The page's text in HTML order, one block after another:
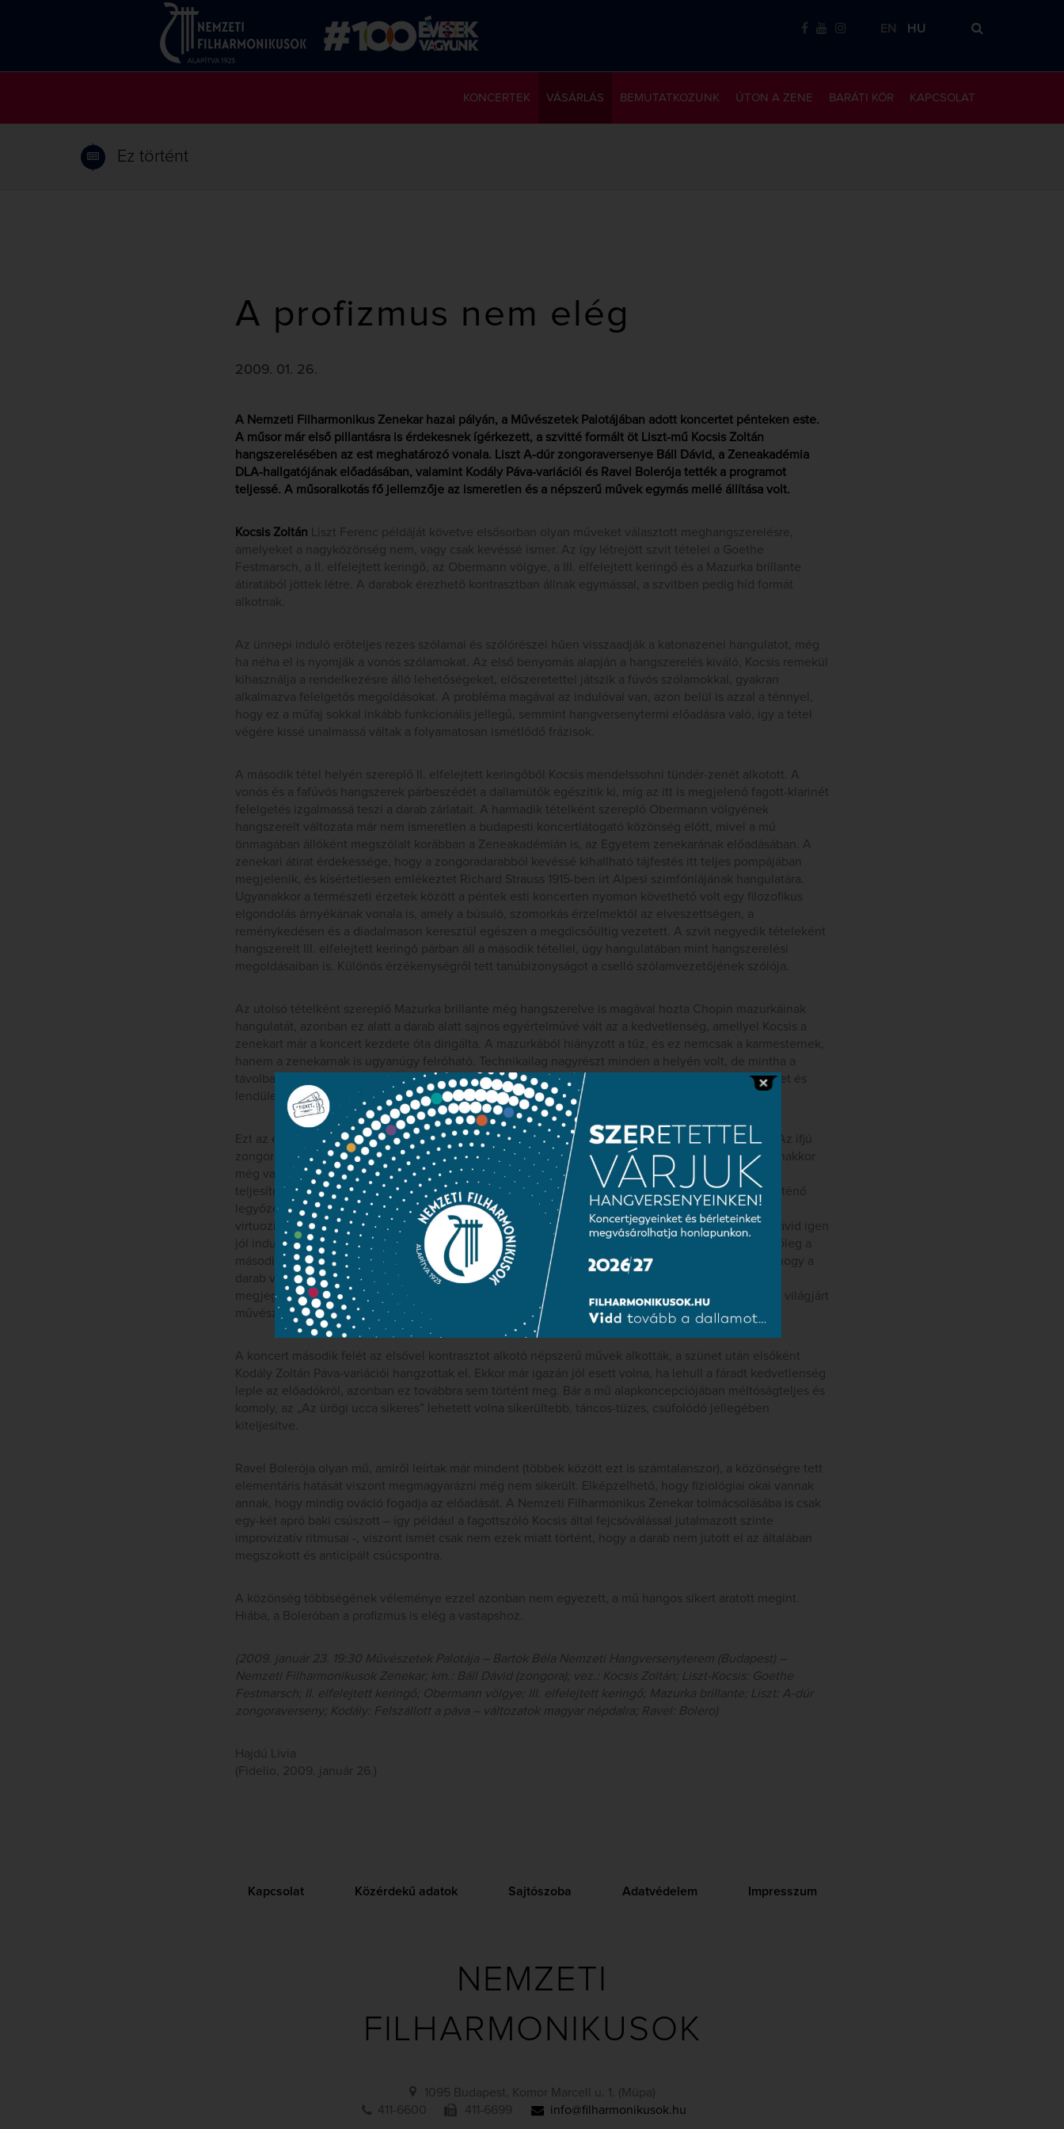
EN HU
KAPCSOLAT
BARÁTI KÖR
ÚTON A ZENE
KONCERTEK VÁSÁRLÁS BEMUTATKOZUNK
Ez történt
A profizmus nem elég
2009. 01. 26.
A Nemzeti Filharmonikus Zenekar hazai pályán, a Művészetek Palotájában adott koncertet pénteken este.
A műsor már első pillantásra is érdekesnek ígérkezett, a szvitté formált öt Liszt-mű Kocsis Zoltán
hangszerelésében az est meghatározó vonala. Liszt A-dúr zongoraversenye Báll Dávid, a Zeneakadémia
DLA-hallgatójának előadásában, valamint Kodály Páva-variációi és Ravel Bolerója tették a programot
teljessé. A műsoralkotás fő jellemzője az ismeretlen és a népszerű művek egymás mellé állítása volt.
Kocsis Zoltán Liszt Ferenc példáját követve elsősorban olyan műveket választott meghangszerelésre,
amelyeket a nagyközönség nem, vagy csak kevéssé ismer. Az így létrejött szvit tételei a Goethe
Festmarsch, a II. elfelejtett keringő, az Obermann völgye, a III. elfelejtett keringő és a Mazurka brillante
átiratából jöttek létre. A darabok érezhető kontrasztban állnak egymással, a szvitben pedig híd formát
alkotnak.
Az ünnepi induló erőteljes rezes szólamai és szólórészei hűen visszaadják a katonazenei hangulatot, még
ha néha el is nyomják a vonós szólamokat. Az első benyomás alapján a hangszerelés kiváló, Kocsis remekül
kihasználja a rendelkezésre álló lehetőségeket, előszeretettel játszik a fúvós szólamokkal, gyakran
alkalmazva felelgetős megoldásokat. A probléma magával az indulóval van, azon belül is azzal a ténnyel,
hogy ez a műfaj sokkal inkább funkcionális jellegű, semmint hangversenytermi előadásra való, így a tétel
végére kissé unalmassá váltak a folyamatosan ismétlődő frázisok.
A második tétel helyén szereplő II. elfelejtett keringőből Kocsis mendelssohni tündér-zenét alkotott. A
vonós és a fafúvós hangszerek párbeszédét a dallamütők egészítik ki, míg az itt is megjelenő fagott-klarinét
felelgetés izgalmassá teszi a darab zárlatait. A harmadik tételként szereplő Obermann völgyének
hangszerelt változata már nem ismeretlen a budapesti koncertlátogató közönség előtt, mivel a mű
önmagában állóként megszólalt korábban a Zeneakadémián is, az Egyetem zenekarának előadásában. A
zenekari átirat érdekessége, hogy a zongoradarabból kevéssé kihallható tájfestés itt teljes pompájában
megjelenik, és kísértetiesen emlékeztet Richard Strauss 1915-ben írt Alpesi szimfóniájának hangulatára.
Ugyanakkor a természeti érzetek között a péntek esti koncerten nyomon követhető volt egy filozofikus
elgondolás árnyékának vonala is, amely a búsuló, szomorkás érzelmektől az elveszettségen, a
reménykedésen és a diadalmason keresztül egészen a megdicsőültig vezetett. A szvit negyedik tételeként
hangszerelt III. elfelejtett keringő párban áll a második tétellel, úgy hangulatában mint hangszerelési
megoldásaiban is. Különös érzékenységről tett tanúbizonyságot a cselló szólamvezetőjének szólója.
Az utolsó tételként szereplő Mazurka brillante még hangszerelve is magával hozta Chopin mazurkáinak
hangulatát, azonban ez alatt a darab alatt sajnos egyértelművé vált az a kedvetlenség, amellyel Kocsis a
zenekart már a koncert kezdete óta dirigálta. A mazurkából hiányzott a tűz, és ez nemcsak a karmesternek,
hanem a zenekarnak is ugyanúgy felróható. Technikailag nagyrészt minden a helyén volt, de mintha a
távolban játszottak volna, egy halvány filmkockán. A mazurka, még ha lengyel is, hasonló élénkséget és
lendületet kíván meg, mint egy friss csárdás, vagy moldvai ruszászka; ez sajnos nem történt meg.
Ezt az élményt színezte az est szólistája,Báll Dávid
, Liszt A-dúr zongoraversenyének előadásával. Az ifjú
zongorista szerepeltetésével Kocsis végképp Liszt Ferenc hagyományát viszi tovább. Bállnak ugyanakkor
még van mit tennie, hogy valóban kiérdemelje ezt a figyelmet – legalábbis a koncerten nyújtott
teljesítménye tükrében. Egy zongoraversenynek nem a zenekar legyőzése, vagy a zenekar által történő
legyőzettetés a célja, hanem (bár itt megoszlanak a vélemények) a zongorista képességeinek,
virtuozitásának, muzikalitásának bemutatása, illetve a zeneszerző szándékának közvetítése. Báll Dávid igen
jól indult el ezen az úton a versenymű elején, a billentése határozott, a megfelelő helyeken – így főleg a
második tételben – lehetett volna finomabb, de alapvetően egységes előadásmódot követett; kár, hogy a
darab végére kifulladt, és játéka néhol elveszett az őt kísérő zenekar hangjai között. (Apróságként
megjegyezném továbbá, hogy a színpadi mozgás etikettjének alkalmazása hasznos lehet egy ilyen világjárt
művész számára, hogy zavarával ne ejtse zavarba közönségét is).
A koncert második felét az elsővel kontrasztot alkotó népszerű művek alkották, a szünet után elsőként
Kodály Zoltán Páva-variációi hangzottak el. Ekkor már igazán jól esett volna, ha lehull a fáradt kedvetlenség
leple az előadókról, azonban ez továbbra sem történt meg. Bár a mű alapkoncepciójában méltóságteljes és
komoly, az „Az ürögi ucca sikeres” lehetett volna sikerültebb, táncos-tüzes, csúfolódó jellegében
kiteljesítve.
Ravel Bolerója olyan mű, amiről leírtak már mindent (többek között ezt is számtalanszor), a közönségre tett
elementáris hatását viszont megmagyarázni még nem sikerült. Elképzelhető, hogy fiziológiai okai vannak
annak, hogy mindig ováció fogadja az előadását. A Nemzeti Filharmonikus Zenekar tolmácsolásába is csak
egy-két apró baki csúszott – így például a fagottszóló Kocsis által fejcsóválással jutalmazott szinte
improvizatív ritmusai -, viszont ismét csak nem ezek miatt történt, hogy a darab nem jutott el az általában
megszokott és anticipált csúcspontra.
A közönség többségének véleménye ezzel azonban nem egyezett, a mű hangos sikert aratott megint.
Hiába, a Boleróban a profizmus is elég a vastapshoz.
(2009. január 23. 19:30 Művészetek Palotája – Bartók Béla Nemzeti Hangversenyterem (Budapest) –
Nemzeti Filharmonikusok Zenekar; km.: Báll Dávid (zongora); vez.: Kocsis Zoltán; Liszt-Kocsis: Goethe
Festmarsch; II. elfelejtett keringő; Obermann völgye; III. elfelejtett keringő; Mazurka brillante; Liszt: A-dúr
zongoraverseny; Kodály: Felszállott a páva – változatok magyar népdalra; Ravel: Bolero)
Hajdú Lívia
(Fidelio, 2009. január 26.)
Kapcsolat Közérdekű adatok Sajtószoba Adatvédelem Impresszum
NEMZETI
FILHARMONIKUSOK
1095 Budapest, Komor Marcell u. 1. (Müpa)
411-6600
411-6699 info@filharmonikusok.hu